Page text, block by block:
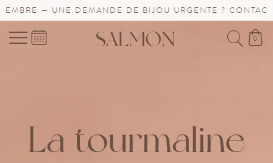
— UNE DEMANDE DE BIJOU URGENTE ? CONTACTEZ-
0
La tourmaline